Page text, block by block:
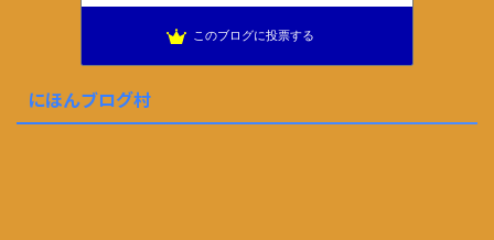
このブログに投票する
にほんブログ村